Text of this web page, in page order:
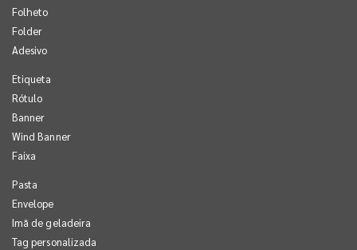
Folheto
Folder
Adesivo
Etiqueta
Rótulo
Banner
Wind Banner
Faixa
Pasta
Envelope
Imã de geladeira
Tag personalizada